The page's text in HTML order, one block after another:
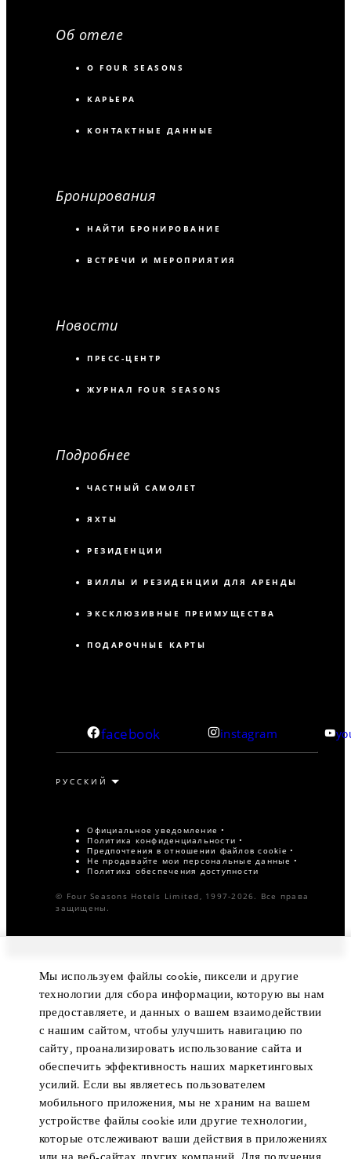
Об отеле
О FOUR SEASONS
КАРЬЕРА
КОНТАКТНЫЕ ДАННЫЕ
Бронирования
НАЙТИ БРОНИРОВАНИЕ
ВСТРЕЧИ И МЕРОПРИЯТИЯ
Новости
ПРЕСС-ЦЕНТР
ЖУРНАЛ FOUR SEASONS
Подробнее
ЧАСТНЫЙ САМОЛЕТ
ЯХТЫ
РЕЗИДЕНЦИИ
ВИЛЛЫ И РЕЗИДЕНЦИИ ДЛЯ АРЕНДЫ
ЭКСКЛЮЗИВНЫЕ ПРЕИМУЩЕСТВА
ПОДАРОЧНЫЕ КАРТЫ
facebook instagram
Официальное уведомление
Политика конфиденциальности
Предпочтения в отношении файлов cookie
Не продавайте мои персональные данные
Политика обеспечения доступности
© Four Seasons Hotels Limited, 1997-2026. Все права
защищены.
Мы используем файлы cookie, пиксели и другие
технологии для сбора информации, которую вы нам
предоставляете, и данных о вашем взаимодействии
с нашим сайтом, чтобы улучшить навигацию по
сайту, проанализировать использование сайта и
обеспечить эффективность наших маркетинговых
усилий. Если вы являетесь пользователем
мобильного приложения, мы не храним на вашем
устройстве файлы cookie или другие технологии,
которые отслеживают ваши действия в приложениях